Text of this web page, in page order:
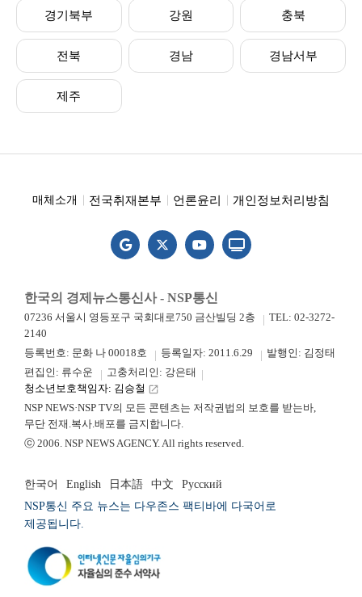
경기북부 강원 충북
전북 경남 경남서부
제주
매체소개 전국취재본부 언론윤리 개인정보처리방침
한국의 경제뉴스통신사 - NSP통신
07236 서울시 영등포구 국회대로750 금산빌딩 2층
TEL: 02-3272-
2140
등록번호: 문화 나 00018호
등록일자: 2011.6.29
발행인: 김정태
편집인: 류수운
고충처리인: 강은태
청소년보호책임자: 김승철 launch
NSP NEWS·NSP TV의 모든 콘텐츠는 저작권법의 보호를 받는바,
무단 전재.복사.배포를 금지합니다.
ⓒ 2006. NSP NEWS AGENCY. All rights reserved.
한국어 English 日本語 中文
Русский
NSP통신 주요 뉴스는 다우존스 팩티바에 다국어로
제공됩니다.